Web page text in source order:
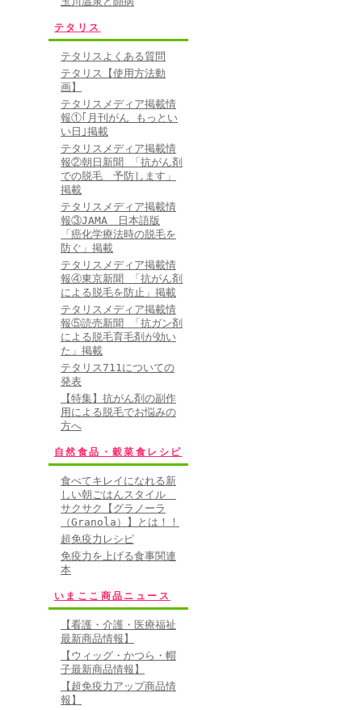
テタリス
テタリスよくある質問
テタリス【使用方法動
画】
テタリスメディア掲載情
報①｢月刊がん もっとい
い日｣掲載
テタリスメディア掲載情
報②朝日新聞 「抗がん剤
での脱毛 予防します」
掲載
テタリスメディア掲載情
報③JAMA 日本語版
「癌化学療法時の脱毛を
防ぐ」掲載
テタリスメディア掲載情
報④東京新聞 「抗がん剤
による脱毛を防止」掲載
テタリスメディア掲載情
報⑤読売新聞 「抗ガン剤
による脱毛育毛剤が効い
た」掲載
テタリス711についての
発表
【特集】抗がん剤の副作
用による脱毛でお悩みの
方へ
自然食品・穀菜食レシピ
食べてキレイになれる新
しい朝ごはんスタイル
サクサク【グラノーラ
（Granola）】とは！！
超免疫力レシピ
免疫力を上げる食事関連
本
いまここ商品ニュース
【看護・介護・医療福祉
最新商品情報】
【ウィッグ・かつら・帽
子最新商品情報】
【超免疫力アップ商品情
報】